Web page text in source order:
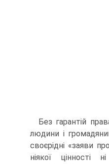
Без гарантій
людини і
своєрідні «заяви
ніякої цінності